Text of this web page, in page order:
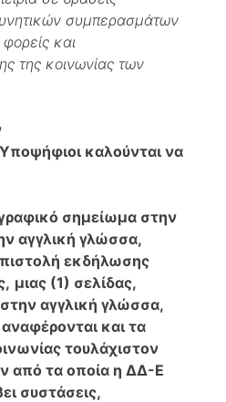
συμπερασμάτων
και
της κοινωνίας των
καλούνται να
σημείωμα στην
αγγλική γλώσσα,
εκδήλωσης
μιας (1) σελίδας,
αγγλική γλώσσα,
και τα
τουλάχιστον
από τα οποία η ΔΔ-Ε
συστάσεις,